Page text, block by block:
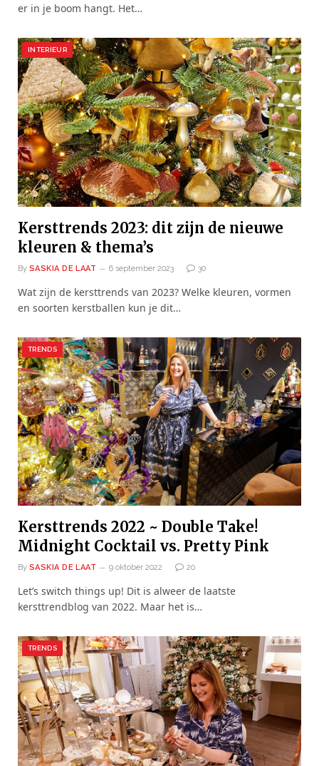
er in je boom hangt. Het…
INTERIEUR
Kersttrends 2023: dit zijn de nieuwe
kleuren & thema’s
By SASKIA DE LAAT 6 september 2023 30
Wat zijn de kersttrends van 2023? Welke kleuren, vormen
en soorten kerstballen kun je dit…
TRENDS
Kersttrends 2022 ~ Double Take!
Midnight Cocktail vs. Pretty Pink
By SASKIA DE LAAT 9 oktober 2022 20
Let’s switch things up! Dit is alweer de laatste
kersttrendblog van 2022. Maar het is…
TRENDS